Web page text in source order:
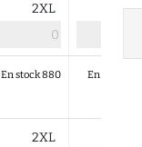
2XL 4XL
En stock 880 En stock 43
2XL